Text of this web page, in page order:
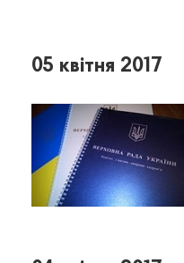
05 квітня 2017